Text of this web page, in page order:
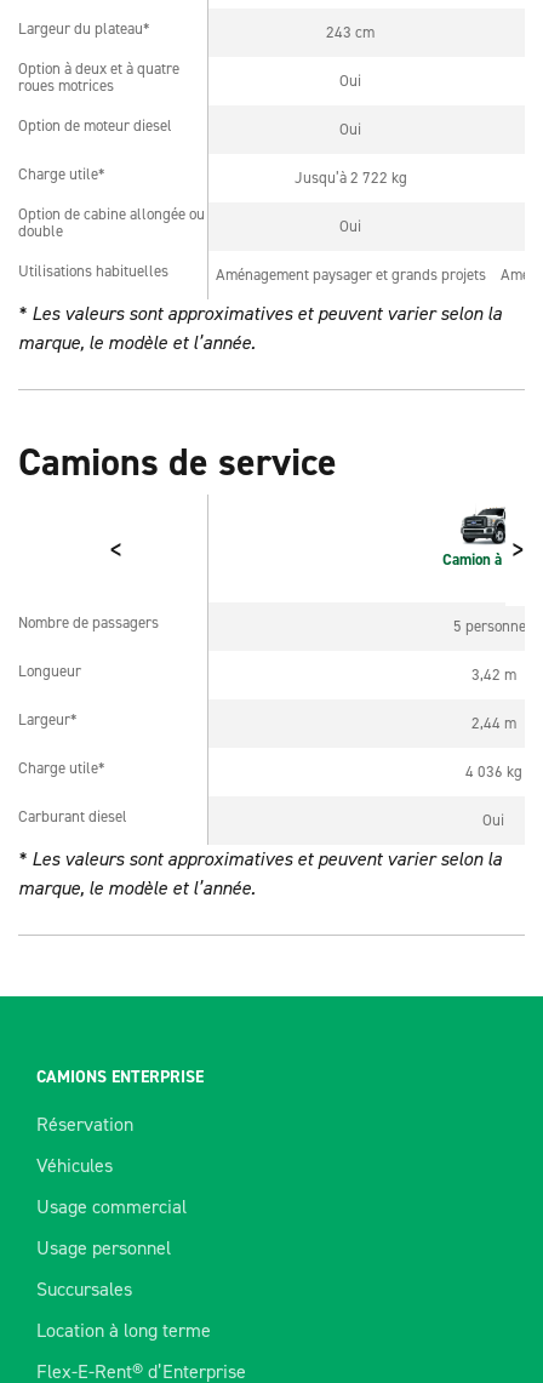
Largeur du plateau* 243 cm
Option à deux et à quatre
roues motrices
Oui
Option de moteur diesel Oui
Charge utile* Jusqu’à 2 722 kg
Option de cabine allongée ou
double
Oui
Utilisations habituelles Aménagement paysager et grands projets
Largeur du plateau*
Option à deux et à quatre
roues motrices
Option de moteur diesel
Charge utile*
Option de cabine allongée ou
double
Utilisations habituelles
* Les valeurs sont approximatives et peuvent varier selon la
marque, le modèle et l’année.
Camions de service
< >
Camion à
Nombre de passagers 5 personnes
Longueur 3,42 m
Largeur* 2,44 m
Charge utile* 4 036 kg
Carburant diesel Oui
Nombre de passagers
Longueur
Largeur*
Charge utile*
Carburant diesel
* Les valeurs sont approximatives et peuvent varier selon la
marque, le modèle et l’année.
CAMIONS ENTERPRISE
Réservation
Véhicules
Usage commercial
Usage personnel
Succursales
Location à long terme
Flex-E-Rent® d’Enterprise